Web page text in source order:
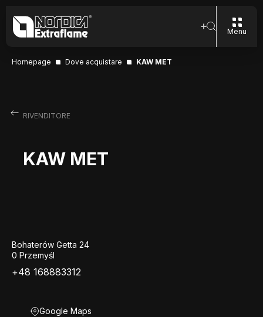
Menu
Homepage Dove acquistare KAW MET
RIVENDITORE
KAW MET
Bohaterów Getta 24
0 Przemyśl
+48 168883312
Google Maps